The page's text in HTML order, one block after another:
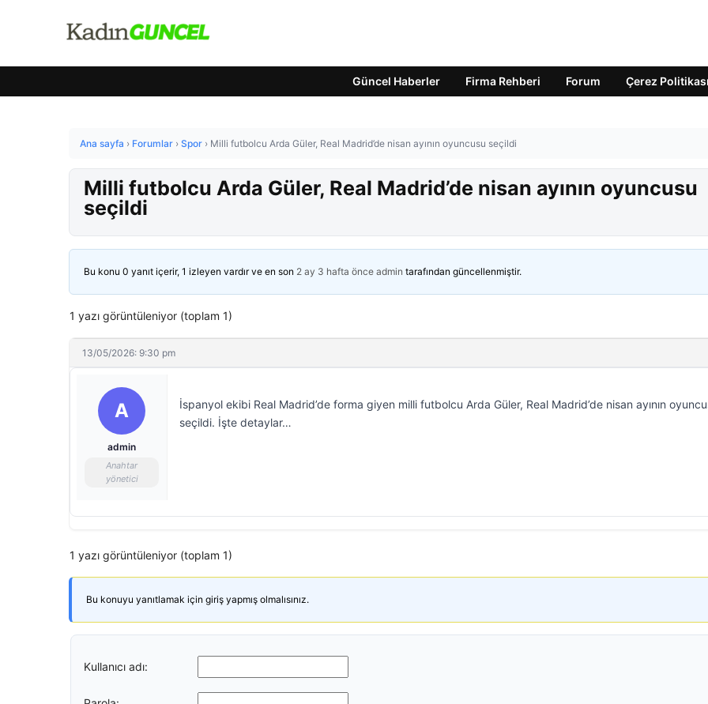
Güncel Haberler Firma Rehberi Forum Çerez Politikası
Ana sayfa › Forumlar › Spor › Milli futbolcu Arda Güler, Real Madrid’de nisan ayının oyuncusu seçildi
Milli futbolcu Arda Güler, Real Madrid’de nisan ayının oyuncusu
seçildi
Bu konu 0 yanıt içerir, 1 izleyen vardır ve en son 2 ay 3 hafta önce admin tarafından güncellenmiştir.
1 yazı görüntüleniyor (toplam 1)
13/05/2026: 9:30 pm
A
admin
Anahtar
yönetici
İspanyol ekibi Real Madrid’de forma giyen milli futbolcu Arda Güler, Real Madrid’de nisan ayının
seçildi. İşte detaylar…
1 yazı görüntüleniyor (toplam 1)
Bu konuyu yanıtlamak için giriş yapmış olmalısınız.
Kullanıcı adı: